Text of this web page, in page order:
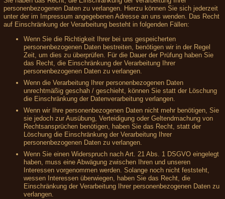
personenbezogenen Daten zu verlangen. Hierzu können Sie sich jederzeit
unter der im Impressum angegebenen Adresse an uns wenden. Das Recht
auf Einschränkung der Verarbeitung besteht in folgenden Fällen:
Wenn Sie die Richtigkeit Ihrer bei uns gespeicherten
personenbezogenen Daten bestreiten, benötigen wir in der Regel
Zeit, um dies zu überprüfen. Für die Dauer der Prüfung haben Sie
das Recht, die Einschränkung der Verarbeitung Ihrer
personenbezogenen Daten zu verlangen.
Wenn die Verarbeitung Ihrer personenbezogenen Daten
unrechtmäßig geschah / geschieht, können Sie statt der Löschung
die Einschränkung der Datenverarbeitung verlangen.
Wenn wir Ihre personenbezogenen Daten nicht mehr benötigen, Sie
sie jedoch zur Ausübung, Verteidigung oder Geltendmachung von
Rechtsansprüchen benötigen, haben Sie das Recht, statt der
Löschung die Einschränkung der Verarbeitung Ihrer
personenbezogenen Daten zu verlangen.
Wenn Sie einen Widerspruch nach Art. 21 Abs. 1 DSGVO eingelegt
haben, muss eine Abwägung zwischen Ihren und unseren
Interessen vorgenommen werden. Solange noch nicht feststeht,
wessen Interessen überwiegen, haben Sie das Recht, die
Einschränkung der Verarbeitung Ihrer personenbezogenen Daten zu
verlangen.